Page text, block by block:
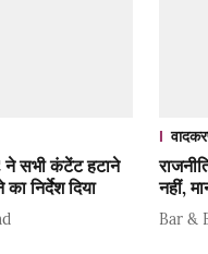
ने सभी कंटेंट हटाने
निर्देश दिया
नहीं,
Bar &